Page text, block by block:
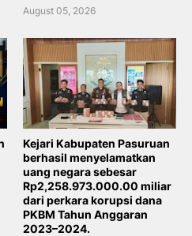
August 05, 2026
Kejari Kabupaten Pasuruan
berhasil menyelamatkan
uang negara sebesar
Rp2,258.973.000.00 miliar
dari perkara korupsi dana
PKBM Tahun Anggaran
2023–2024.